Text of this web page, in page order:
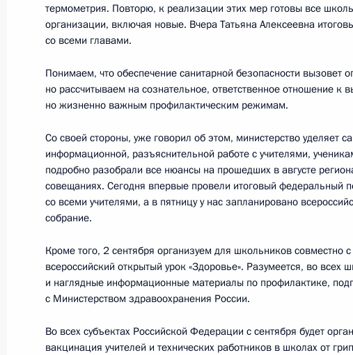
Совещание о ликвидации последствий
области
8 сентября 2020 года, 13:30 Московская область,
7 сентября 2020 года, понедельник
Встреча с врио губернатора Калужской
Шапшой
5 сентября 2020 года, суббота
5 сентября 2020 года, 12:50 Москва
термометрия. Повторю, к реализации этих мер готовы все
организации, включая новые. Вчера Татьяна Алексеевна
со всеми главами.
Понимаем, что обеспечение санитарной безопасности вызовет
но рассчитываем на сознательное, ответственное отношение к
но жизненно важным профилактическим режимам.
Со своей стороны, уже говорил об этом, министерство уделяет
информационной, разъяснительной работе с учителями,
подробно разобрали все нюансы на прошедших в августе
совещаниях. Сегодня впервые провели итоговый федеральный
со всеми учителями, а в пятницу у нас запланировано
собрание.
Кроме того, 2 сентября организуем для школьников совместно
всероссийский открытый урок «Здоровье». Разумеется, во всех
и наглядные информационные материалы по профилактике,
с Министерством здравоохранения России.
Во всех субъектах Российской Федерации с сентября будет
вакцинация учителей и технических работников в школах от